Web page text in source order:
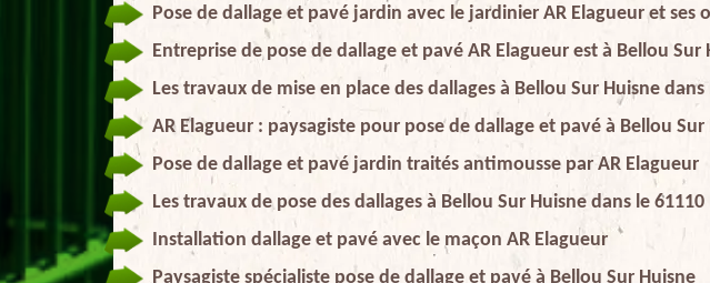
Pose de dallage et pavé jardin avec le jardinier AR Elagueur et ses
Entreprise de pose de dallage et pavé AR Elagueur est à Bellou Sur
Les travaux de mise en place des dallages à Bellou Sur Huisne dans
AR Elagueur : paysagiste pour pose de dallage et pavé à Bellou Sur
Pose de dallage et pavé jardin traités antimousse par AR Elagueur
Les travaux de pose des dallages à Bellou Sur Huisne dans le 61110
Installation dallage et pavé avec le maçon AR Elagueur
Paysagiste spécialiste pose de dallage et pavé à Bellou Sur Huisne